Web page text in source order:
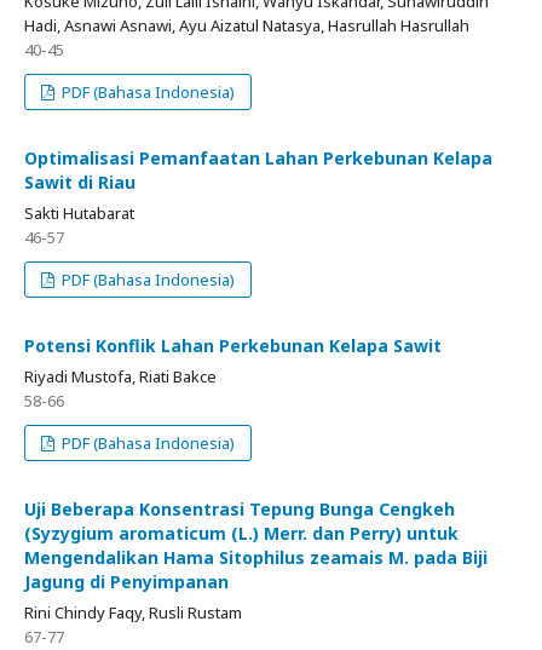
Hadi, Asnawi Asnawi, Ayu Aizatul Natasya, Hasrullah Hasrullah
40-45
PDF (Bahasa Indonesia)
Optimalisasi Pemanfaatan Lahan Perkebunan Kelapa
Sawit di Riau
Sakti Hutabarat
46-57
PDF (Bahasa Indonesia)
Potensi Konflik Lahan Perkebunan Kelapa Sawit
Riyadi Mustofa, Riati Bakce
58-66
PDF (Bahasa Indonesia)
Uji Beberapa Konsentrasi Tepung Bunga Cengkeh
(Syzygium aromaticum (L.) Merr. dan Perry) untuk
Mengendalikan Hama Sitophilus zeamais M. pada Biji
Jagung di Penyimpanan
Rini Chindy Faqy, Rusli Rustam
67-77